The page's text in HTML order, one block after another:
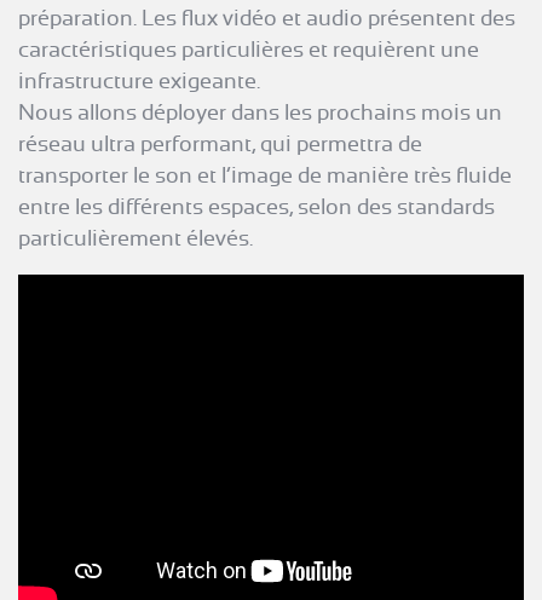
préparation. Les flux vidéo et audio présentent des
caractéristiques particulières et requièrent une
infrastructure exigeante.
Nous allons déployer dans les prochains mois un
réseau ultra performant, qui permettra de
transporter le son et l’image de manière très fluide
entre les différents espaces, selon des standards
particulièrement élevés.